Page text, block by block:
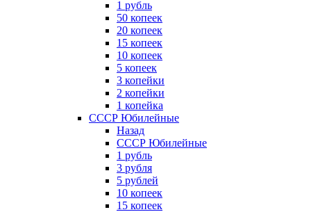
1 рубль
50 копеек
20 копеек
15 копеек
10 копеек
5 копеек
3 копейки
2 копейки
1 копейка
СССР Юбилейные
Назад
СССР Юбилейные
1 рубль
3 рубля
5 рублей
10 копеек
15 копеек